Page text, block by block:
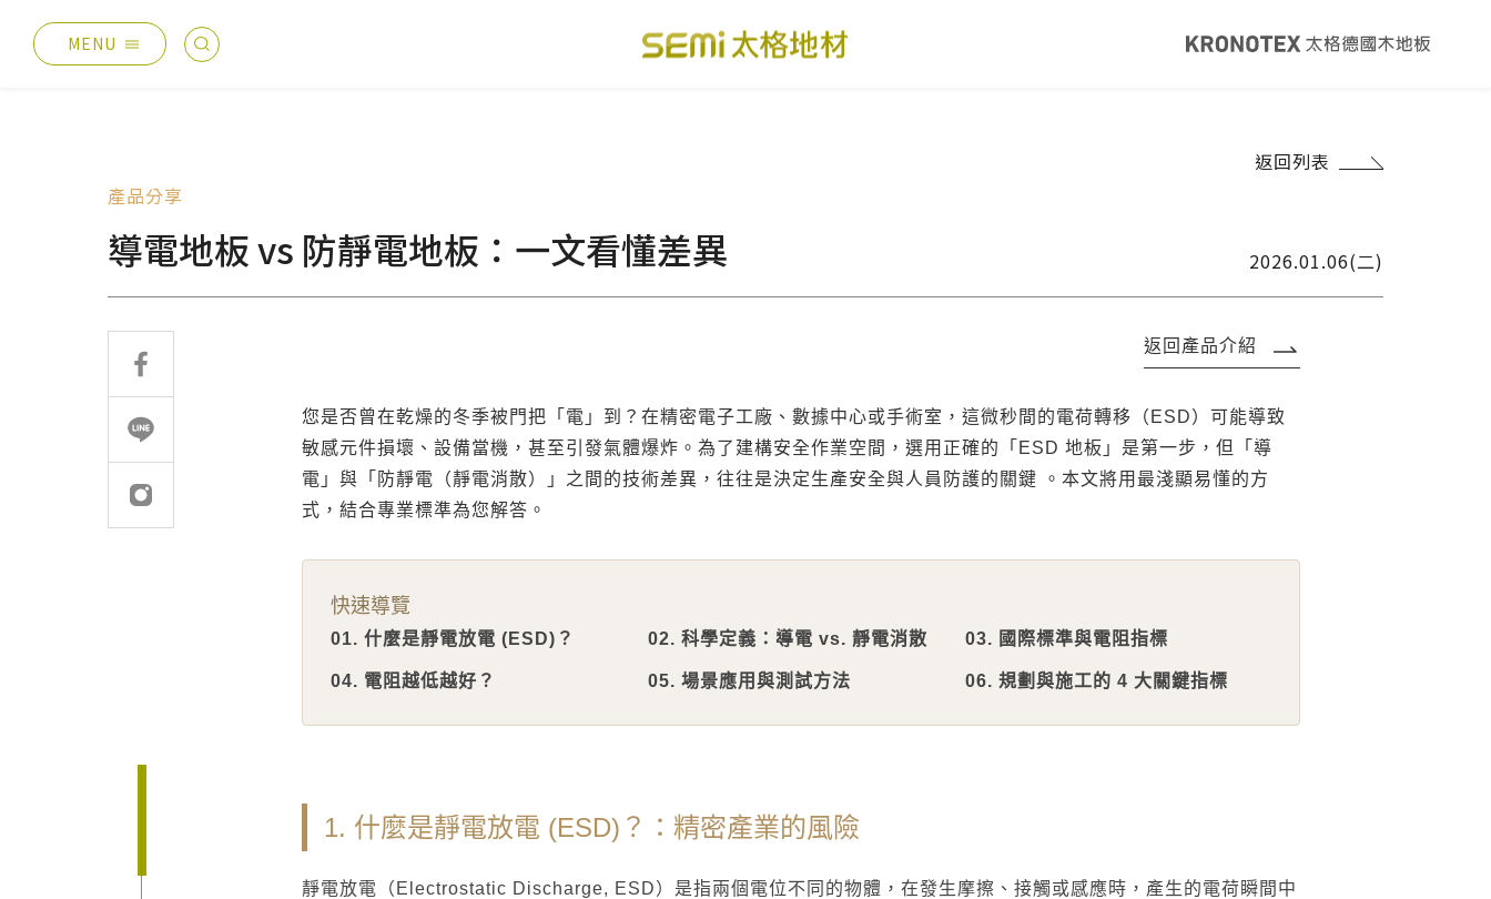
MENU
主題活動
產品分享
設計案例
太格生活
AI報你知
伊格潛水木地板
SPC礦石卡扣地板
太格ESG
業績分類 服務優勢
堅持品質
地坪設計提案
教育訓練
semi太格盃施工訓練
關於我們
聯絡太格
企業日常
下載・影音
產品目錄
返回列表
產品分享
導電地板 vs 防靜電地板：一文看懂差異 2026.01.06(二)
返回產品介紹
您是否曾在乾燥的冬季被門把「電」到？在精密電子工廠、數據中心或手術室，這微秒間的電荷轉移（ESD）可能導致
敏感元件損壞、設備當機，甚至引發氣體爆炸。為了建構安全作業空間，選用正確的「ESD 地板」是第一步，但「導
電」與「防靜電（靜電消散）」之間的技術差異，往往是決定生產安全與人員防護的關鍵 。本文將用最淺顯易懂的方
式，結合專業標準為您解答。
快速導覽
01. 什麼是靜電放電 (ESD)？ 02. 科學定義：導電 vs. 靜電消散 03. 國際標準與電阻指標
04. 電阻越低越好？ 05. 場景應用與測試方法 06. 規劃與施工的 4 大關鍵指標
1. 什麼是靜電放電 (ESD)？：精密產業的風險
靜電放電（Electrostatic Discharge, ESD）是指兩個電位不同的物體，在發生摩擦、接觸或感應時，產生的電荷瞬間中